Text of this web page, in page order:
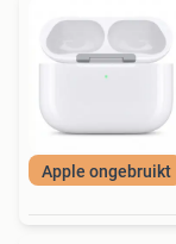
Apple ongebruikt